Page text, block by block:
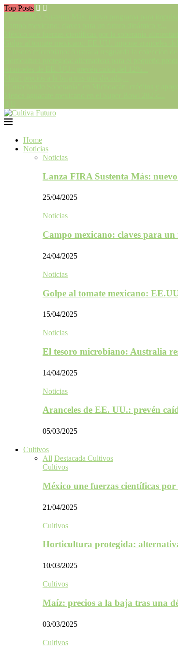
Top Posts
Home
Noticias
Noticias
Lanza FIRA Sustenta Más:
25/04/2025
Noticias
Campo mexicano: claves para
24/04/2025
Noticias
Golpe al tomate mexicano:
15/04/2025
Noticias
El tesoro microbiano: Australia
14/04/2025
Noticias
Aranceles de EE. UU.: prevén
05/03/2025
Cultivos
All Destacada Cultivos
Cultivos
México une fuerzas científicas
21/04/2025
Cultivos
Horticultura protegida:
10/03/2025
Cultivos
Maíz: precios a la baja tras una
03/03/2025
Cultivos